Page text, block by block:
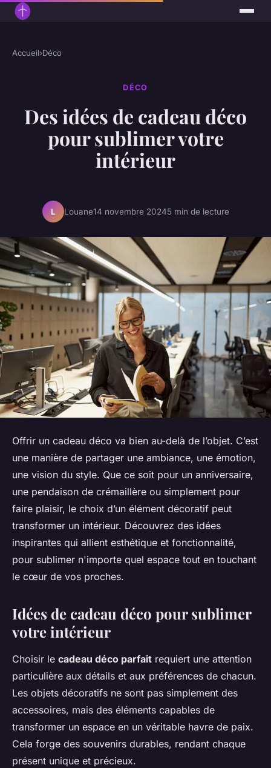
Accueil›Déco
DÉCO
Des idées de cadeau déco
pour sublimer votre
intérieur
L Louane14 novembre 20245 min de lecture
Offrir un cadeau déco va bien au-delà de l’objet. C’est
une manière de partager une ambiance, une émotion,
une vision du style. Que ce soit pour un anniversaire,
une pendaison de crémaillère ou simplement pour
faire plaisir, le choix d’un élément décoratif peut
transformer un intérieur. Découvrez des idées
inspirantes qui allient esthétique et fonctionnalité,
pour sublimer n'importe quel espace tout en touchant
le cœur de vos proches.
Idées de cadeau déco pour sublimer
votre intérieur
Choisir le cadeau déco parfait requiert une attention
particulière aux détails et aux préférences de chacun.
Les objets décoratifs ne sont pas simplement des
accessoires, mais des éléments capables de
transformer un espace en un véritable havre de paix.
Cela forge des souvenirs durables, rendant chaque
présent unique et précieux.